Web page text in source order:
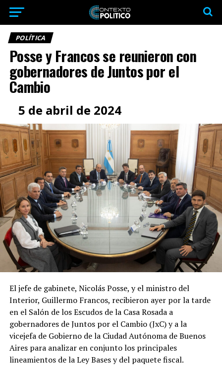
POLÍTICA
Posse y Francos se reunieron con
gobernadores de Juntos por el
Cambio
5 de abril de 2024
El jefe de gabinete, Nicolás Posse, y el ministro del
Interior, Guillermo Francos, recibieron ayer por la tarde
en el Salón de los Escudos de la Casa Rosada a
gobernadores de Juntos por el Cambio (JxC) y a la
vicejefa de Gobierno de la Ciudad Autónoma de Buenos
Aires para analizar en conjunto los principales
lineamientos de la Ley Bases y del paquete fiscal.